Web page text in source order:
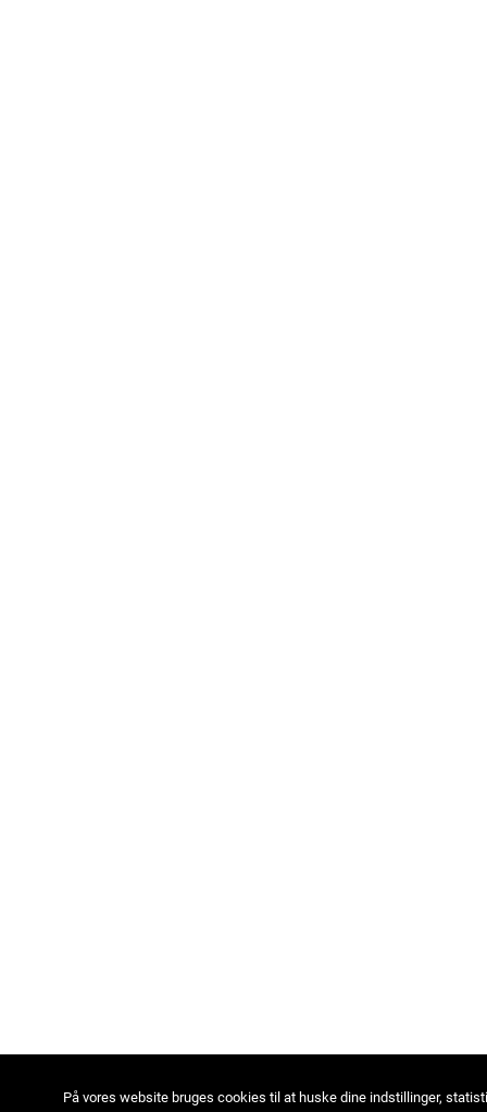
På vores website bruges cookies til at huske dine indstillinger,